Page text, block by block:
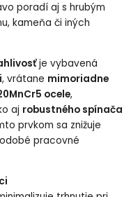
poradí aj s hrubým
kameňa či iných
je vybavená
, vrátane mimoriadne
ocele,
aj robustného spínača
prvkom sa znižuje
pracovné